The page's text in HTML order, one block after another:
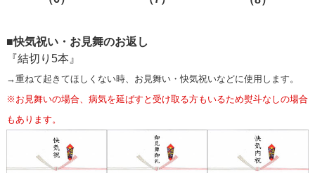
■快気祝い・お見舞のお返し
『結切り5本』
→重ねて起きてほしくない時、お見舞い・快気祝いなどに使用します。
※お見舞いの場合、病気を延ばすと受け取る方もいるため熨斗なしの場合
もあります。